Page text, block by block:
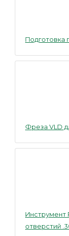
Подготовка
Фреза VLD
Инструмент
отверстий